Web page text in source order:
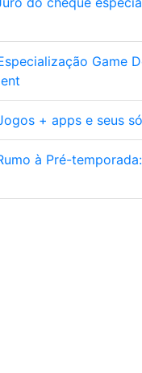
Game
+ apps e seus
à Pré-